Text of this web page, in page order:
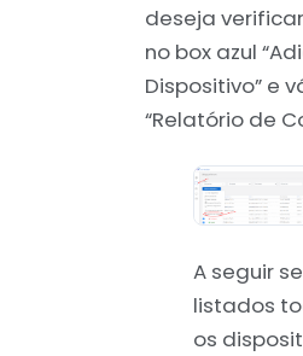
deseja
no box azul
Dispositivo” e
“Relatório de
A seguir
listados
os